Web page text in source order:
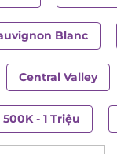
Blanc
Central Valley
500K - 1 Triệu